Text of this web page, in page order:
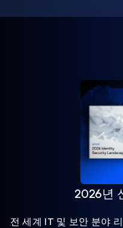
2026년
전 세계 IT 및 보안 분야